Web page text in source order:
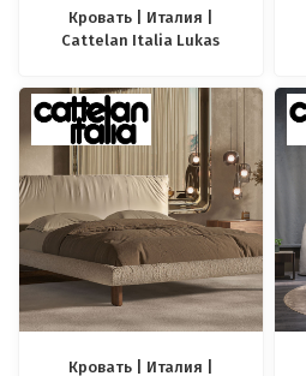
Кровать | Италия |
Cattelan Italia Lukas
Кровать | Италия |